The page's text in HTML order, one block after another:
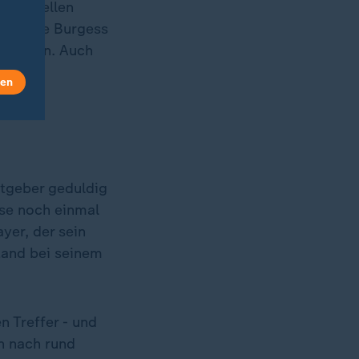
schnellen
Burgess
beben. Auch
geduldig
noch einmal
der sein
bei seinem
Treffer - und
nach rund